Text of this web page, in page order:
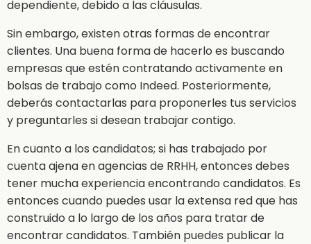
dependiente, debido a las cláusulas.
Sin embargo, existen otras formas de encontrar
clientes. Una buena forma de hacerlo es buscando
empresas que estén contratando activamente en
bolsas de trabajo como Indeed. Posteriormente,
deberás contactarlas para proponerles tus servicios
y preguntarles si desean trabajar contigo.
En cuanto a los candidatos; si has trabajado por
cuenta ajena en agencias de RRHH, entonces debes
tener mucha experiencia encontrando candidatos. Es
entonces cuando puedes usar la extensa red que has
construido a lo largo de los años para tratar de
encontrar candidatos. También puedes publicar la